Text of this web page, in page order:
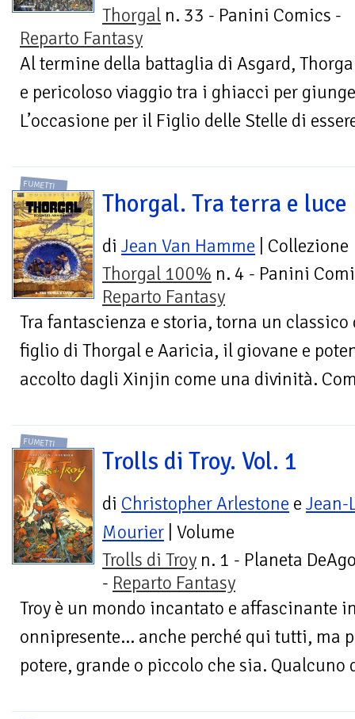
Thorgal n. 33 - Panini Comics -
Reparto Fantasy
Al termine della battaglia di Asgard,
e pericoloso viaggio tra i ghiacci per
L’occasione per il Figlio delle Stelle di
FUMETTI
Thorgal. Tra terra e luce
di Jean Van Hamme | Collezione
Thorgal 100% n. 4 - Panini
Reparto Fantasy
Tra fantascienza e storia, torna un
figlio di Thorgal e Aaricia, il giovane e
accolto dagli Xinjin come una divinità.
FUMETTI
Trolls di Troy. Vol. 1
di Christopher Arlestone e Jean-
Mourier | Volume
Trolls di Troy n. 1 - Planeta
- Reparto Fantasy
Troy è un mondo incantato e affascinante
onnipresente... anche perché qui tutti, ma
potere, grande o piccolo che sia.